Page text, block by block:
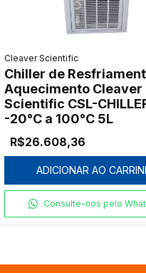
Cleaver Scientific
Chiller de
Aquecimento Cleaver
Scientific CSL-
-20°C a 100°C 5L
R$26.608,36
ADICIONAR AO
Consulte-nos pelo